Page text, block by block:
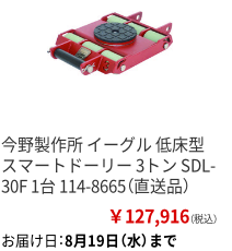
今野製作所 イーグル 低床型
スマートドーリー 3トン SDL-
30F 1台 114-8665（直送品）
￥127,916（税込）
お届け日：8月19日（水）まで